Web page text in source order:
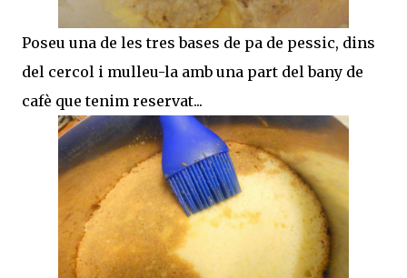
Poseu una de les tres bases de pa de pessic, dins
del cercol i mulleu-la amb una part del bany de
cafè que tenim reservat...